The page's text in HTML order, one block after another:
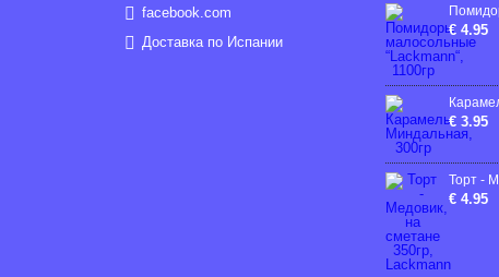
facebook.com
Доставка по Испании
€ 4.95
€ 3.95
€ 4.95